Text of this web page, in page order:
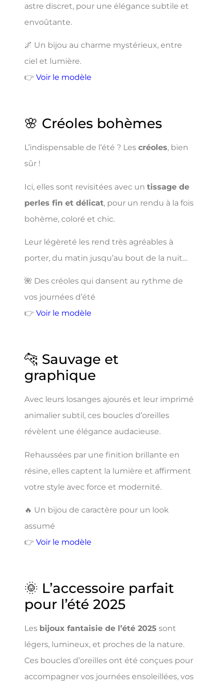
astre discret, pour une élégance subtile et
envoûtante.
🌌 Un bijou au charme mystérieux, entre
ciel et lumière.
👉 Voir le modèle
🌸 Créoles bohèmes
L’indispensable de l’été ? Les créoles, bien
sûr !
Ici, elles sont revisitées avec un tissage de
perles fin et délicat, pour un rendu à la fois
bohème, coloré et chic.
Leur légèreté les rend très agréables à
porter, du matin jusqu’au bout de la nuit…
🌺 Des créoles qui dansent au rythme de
vos journées d’été
👉 Voir le modèle
🐆 Sauvage et
graphique
Avec leurs losanges ajourés et leur imprimé
animalier subtil, ces boucles d’oreilles
révèlent une élégance audacieuse.
Rehaussées par une finition brillante en
résine, elles captent la lumière et affirment
votre style avec force et modernité.
🔥 Un bijou de caractère pour un look
assumé
👉 Voir le modèle
🌞 L’accessoire parfait
pour l’été 2025
Les bijoux fantaisie de l’été 2025 sont
légers, lumineux, et proches de la nature.
Ces boucles d’oreilles ont été conçues pour
accompagner vos journées ensoleillées, vos